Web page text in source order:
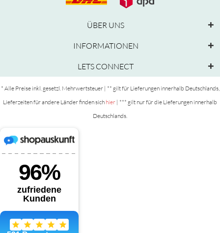
ÜBER UNS
INFORMATIONEN
LETS CONNECT
* Alle Preise inkl. gesetzl. Mehrwertsteuer | ** gilt für Lieferungen innerhalb Deutschlands,
Lieferzeiten für andere Länder finden sich hier | *** gilt nur für die Lieferungen innerhalb
Deutschlands.